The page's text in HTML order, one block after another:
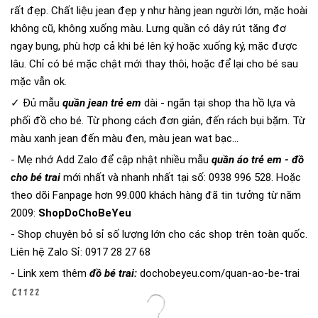
rất đẹp. Chất liệu jean đẹp y như hàng jean người lớn, mặc hoài
không cũ, không xuống màu. Lưng quần có dây rút tăng đơ
ngay bụng, phù hợp cả khi bé lên ký hoặc xuống ký, mặc được
lâu. Chỉ có bé mặc chật mới thay thôi, hoặc để lại cho bé sau
mặc vẫn ok.
✓ Đủ mẫu quần jean trẻ em dài - ngắn tại shop tha hồ lựa và
phối đồ cho bé. Từ phong cách đơn giản, đến rách bụi bặm. Từ
màu xanh jean đến màu đen, màu jean wat bạc...
- Mẹ nhớ Add Zalo để cập nhật nhiều mẫu quần áo trẻ em - đồ
cho bé trai mới nhất và nhanh nhất tại số: 0938 996 528. Hoặc
theo dõi Fanpage hơn 99.000 khách hàng đã tin tưởng từ năm
2009: ShopDoChoBeYeu
- Shop chuyên bỏ sỉ số lượng lớn cho các shop trên toàn quốc.
Liên hệ Zalo Sỉ: 0917 28 27 68
- Link xem thêm đồ bé trai: dochobeyeu.com/quan-ao-be-trai